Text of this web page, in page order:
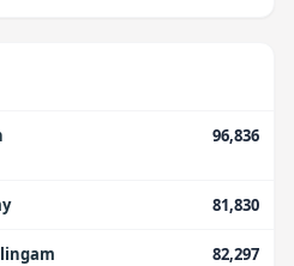
96,836
81,830
82,297